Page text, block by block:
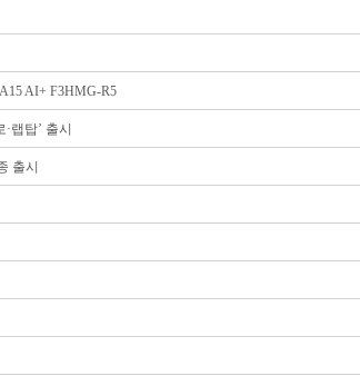
AI+ F3HMG-R5
랩탑’ 출시
출시